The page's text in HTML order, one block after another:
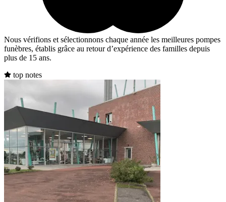
Nous vérifions et sélectionnons chaque année les meilleures pompes
funèbres, établis grâce au retour d’expérience des familles depuis
plus de 15 ans.
top notes